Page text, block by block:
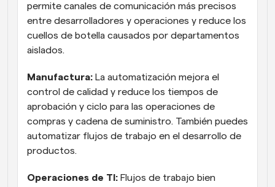
permite canales de comunicación más precisos
entre desarrolladores y operaciones y reduce los
cuellos de botella causados por departamentos
aislados.
Manufactura: La automatización mejora el
control de calidad y reduce los tiempos de
aprobación y ciclo para las operaciones de
compras y cadena de suministro. También puedes
automatizar flujos de trabajo en el desarrollo de
productos.
Operaciones de TI: Flujos de trabajo bien